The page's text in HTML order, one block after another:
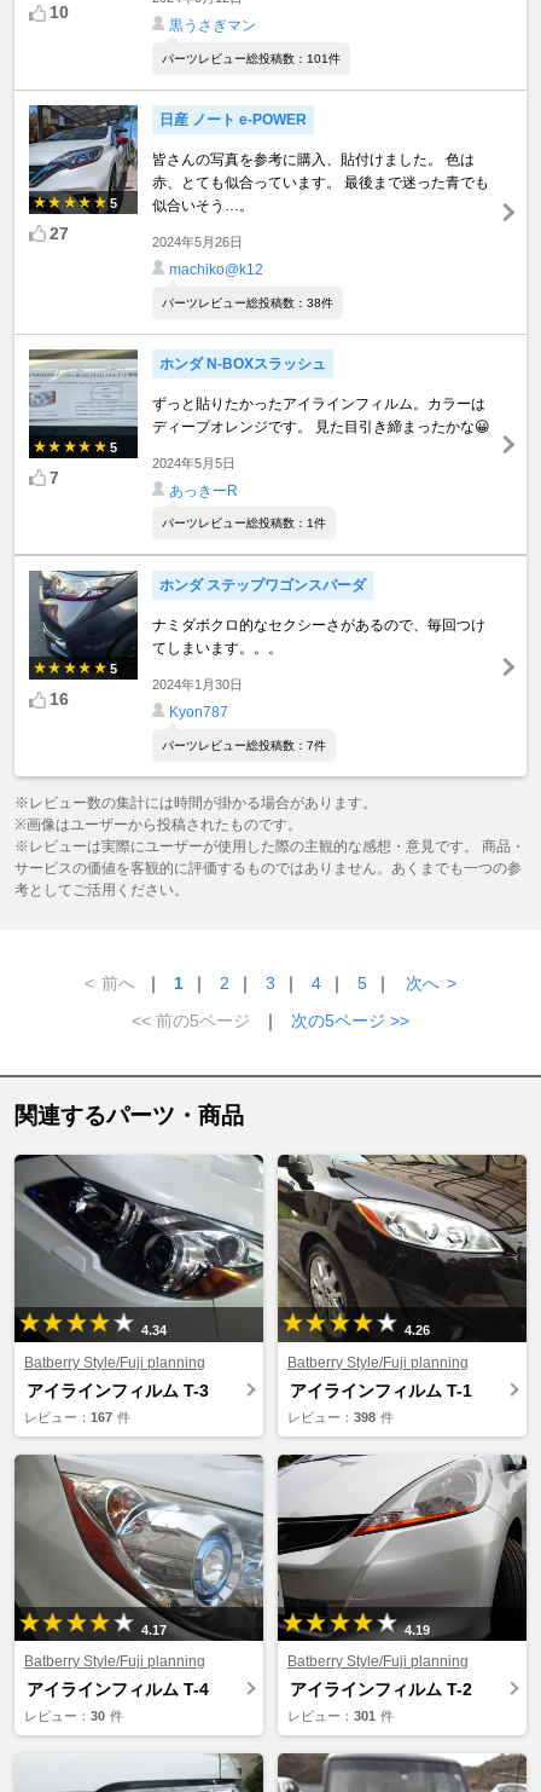
10
黒うさぎマン
パーツレビュー総投稿数：101件
5
27
日産 ノート e-POWER
皆さんの写真を参考に購入、貼付けました。 色は
赤、とても似合っています。 最後まで迷った青でも
似合いそう…。
2024年5月26日
machiko@k12
パーツレビュー総投稿数：38件
5
7
ホンダ N-BOXスラッシュ
ずっと貼りたかったアイラインフィルム。カラーは
ディープオレンジです。 見た目引き締まったかな😀
2024年5月5日
あっきーR
パーツレビュー総投稿数：1件
5
16
ホンダ ステップワゴンスパーダ
ナミダボクロ的なセクシーさがあるので、毎回つけ
てしまいます。。。
2024年1月30日
Kyon787
パーツレビュー総投稿数：7件
※レビュー数の集計には時間が掛かる場合があります。
※画像はユーザーから投稿されたものです。
※レビューは実際にユーザーが使用した際の主観的な感想・意見です。 商品・
サービスの価値を客観的に評価するものではありません。あくまでも一つの参
考としてご活用ください。
< 前へ ｜ 1 ｜ 2 ｜ 3 ｜ 4 ｜ 5 ｜ 次へ >
<< 前の5ページ
｜ 次の5ページ >>
関連するパーツ・商品
4.34
Batberry Style/Fuji planning
アイラインフィルム T-3
レビュー： 167 件
4.26
Batberry Style/Fuji planning
アイラインフィルム T-1
レビュー： 398 件
4.17
Batberry Style/Fuji planning
アイラインフィルム T-4
レビュー： 30 件
4.19
Batberry Style/Fuji planning
アイラインフィルム T-2
レビュー： 301 件